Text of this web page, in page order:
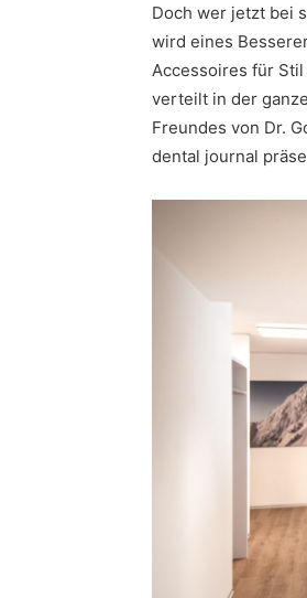
Doch wer jetzt bei
wird eines
Accessoires für
verteilt in der
Freundes von Dr.
dental journal